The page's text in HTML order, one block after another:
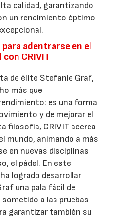
calidad, garantizando
un rendimiento óptimo
adentrarse en el
con CRIVIT
de élite Stefanie Graf,
más que
es una forma
y de mejorar el
filosofía, CRIVIT acerca
mundo, animando a más
en nuevas disciplinas
el pádel. En este
logrado desarrollar
una pala fácil de
sometido a las pruebas
garantizar también su